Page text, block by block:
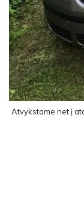
Atvykstame net į